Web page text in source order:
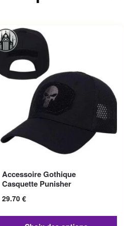
Accessoire Gothique
Casquette Punisher
29.70 €
Les options peuvent être choisies